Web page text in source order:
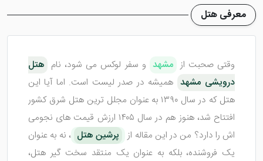
معرفی هتل
وقتی صحبت از مشهد و سفر لوکس می شود، نام هتل
درویشی مشهد همیشه در صدر لیست است. اما آیا این
هتل که در سال ۱۳۹۰ به عنوان مجلل ترین هتل شرق کشور
افتتاح شد، هنوز هم در سال ۱۴۰۵ ارزش قیمت های نجومی
اش را دارد؟ من در این مقاله از
پرشین هتل ، نه به عنوان
یک فروشنده، بلکه به عنوان یک منتقد سخت گیر هتل،